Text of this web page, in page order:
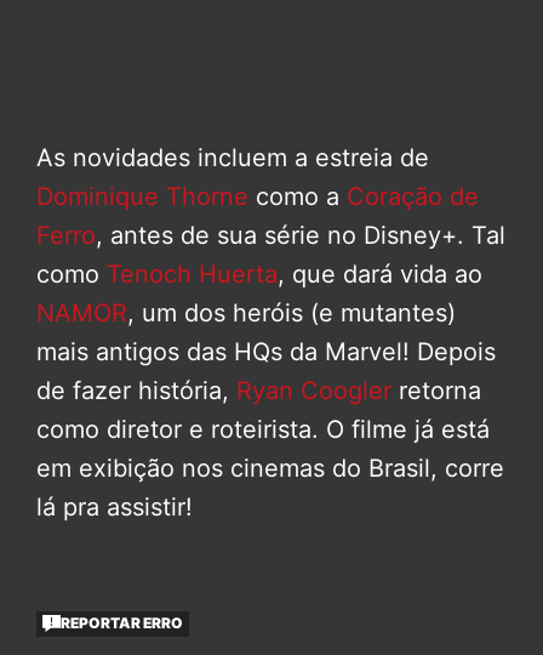
As novidades incluem a estreia de
Dominique Thorne como a Coração de
Ferro, antes de sua série no Disney+. Tal
como Tenoch Huerta, que dará vida ao
NAMOR, um dos heróis (e mutantes)
mais antigos das HQs da Marvel! Depois
de fazer história, Ryan Coogler retorna
como diretor e roteirista. O filme já está
em exibição nos cinemas do Brasil, corre
lá pra assistir!
REPORTAR ERRO